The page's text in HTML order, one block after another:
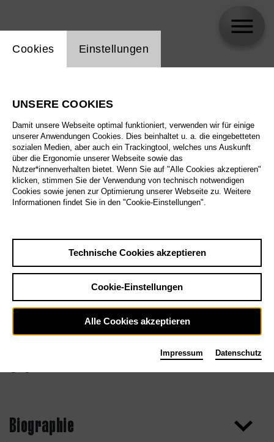
Biographie
Einstellung Website Cookie
Cookies Einstellungen
UNSERE COOKIES
Damit unsere Webseite optimal funktioniert, verwenden wir für einige
unserer Anwendungen Cookies. Dies beinhaltet u. a. die eingebetteten
sozialen Medien, aber auch ein Trackingtool, welches uns Auskunft
über die Ergonomie unserer Webseite sowie das
Nutzer*innenverhalten bietet. Wenn Sie auf "Alle Cookies akzeptieren"
klicken, stimmen Sie der Verwendung von technisch notwendigen
Cookies sowie jenen zur Optimierung unserer Webseite zu. Weitere
Informationen findet Sie in den "Cookie-Einstellungen".
Technische Cookies akzeptieren
Cookie-Einstellungen
Alle Cookies akzeptieren
Impressum Datenschutz